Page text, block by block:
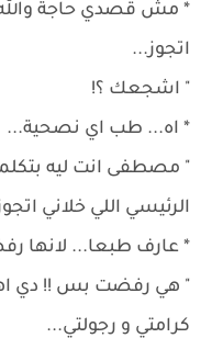
* مش قصدي حاجة
اتجوز...
" اشجعك ؟!
* اه... طب اي نصحية...
" مصطفى انت ليه
الرئيسي اللي خلاني
* عارف طبعا... لانها
" هي رفضت بس !! دي
كرامتي و رجولتي...